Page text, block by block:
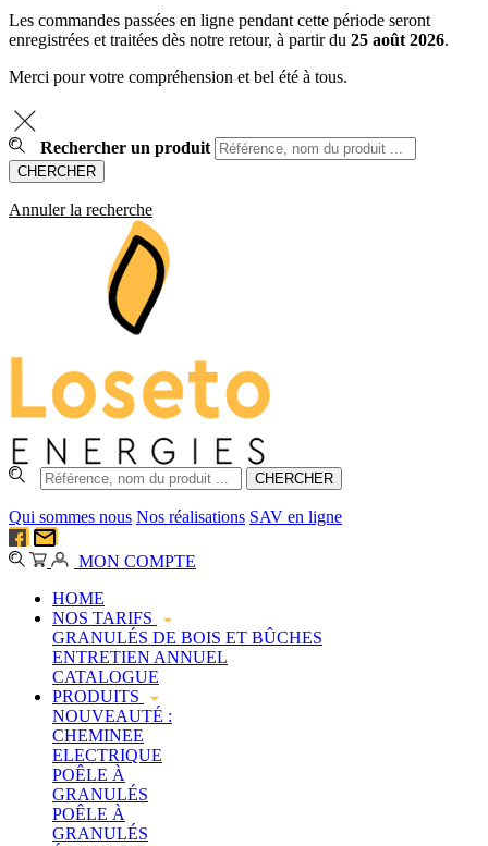
Les commandes passées en ligne pendant cette période seront
enregistrées et traitées dès notre retour, à partir du 25 août 2026.
Merci pour votre compréhension et bel été à tous.
Rechercher un produit
Annuler la recherche
Qui sommes nous Nos réalisations SAV en ligne
MON COMPTE
HOME
NOS TARIFS
GRANULÉS DE BOIS ET BÛCHES
ENTRETIEN ANNUEL
CATALOGUE
PRODUITS
NOUVEAUTÉ :
CHEMINEE
ELECTRIQUE
POÊLE À
GRANULÉS
POÊLE À
GRANULÉS